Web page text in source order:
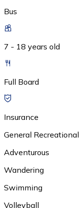
Bus
7 - 18 years old
Full Board
Insurance
General Recreational
Adventurous
Wandering
Swimming
Volleyball